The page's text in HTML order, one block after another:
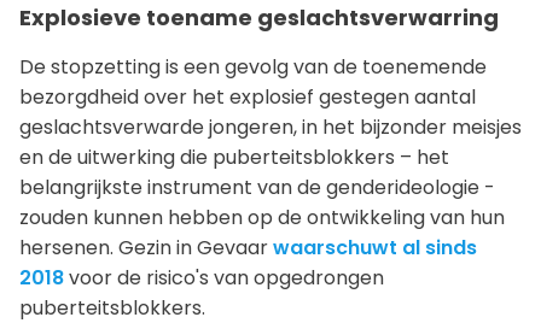
Explosieve toename geslachtsverwarring
De stopzetting is een gevolg van de toenemende
bezorgdheid over het explosief gestegen aantal
geslachtsverwarde jongeren, in het bijzonder meisjes
en de uitwerking die puberteitsblokkers – het
belangrijkste instrument van de genderideologie -
zouden kunnen hebben op de ontwikkeling van hun
hersenen. Gezin in Gevaarwaarschuwt al sinds
2018voor de risico's van opgedrongen
puberteitsblokkers.